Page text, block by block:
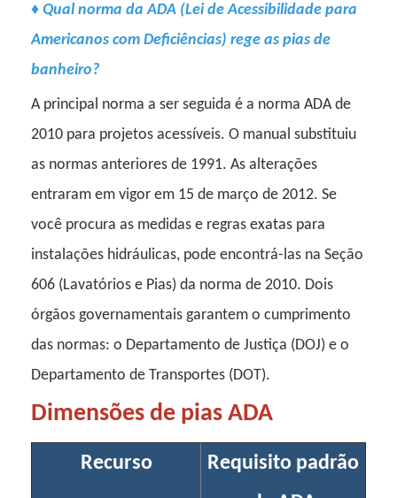
♦ Qual norma da ADA (Lei de Acessibilidade para
Americanos com Deficiências) rege as pias de
banheiro?
A principal norma a ser seguida é a norma ADA de
2010 para projetos acessíveis. O manual substituiu
as normas anteriores de 1991. As alterações
entraram em vigor em 15 de março de 2012. Se
você procura as medidas e regras exatas para
instalações hidráulicas, pode encontrá-las na Seção
606 (Lavatórios e Pias) da norma de 2010. Dois
órgãos governamentais garantem o cumprimento
das normas: o Departamento de Justiça (DOJ) e o
Departamento de Transportes (DOT).
Dimensões de pias ADA
Recurso
Requisito padrão